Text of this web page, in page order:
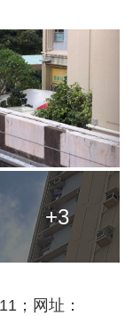
+3
；网址：